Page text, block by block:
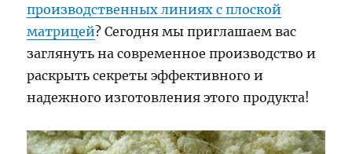
производственных линиях с плоской
матрицей? Сегодня мы приглашаем вас
заглянуть на современное производство и
раскрыть секреты эффективного и
надежного изготовления этого продукта!